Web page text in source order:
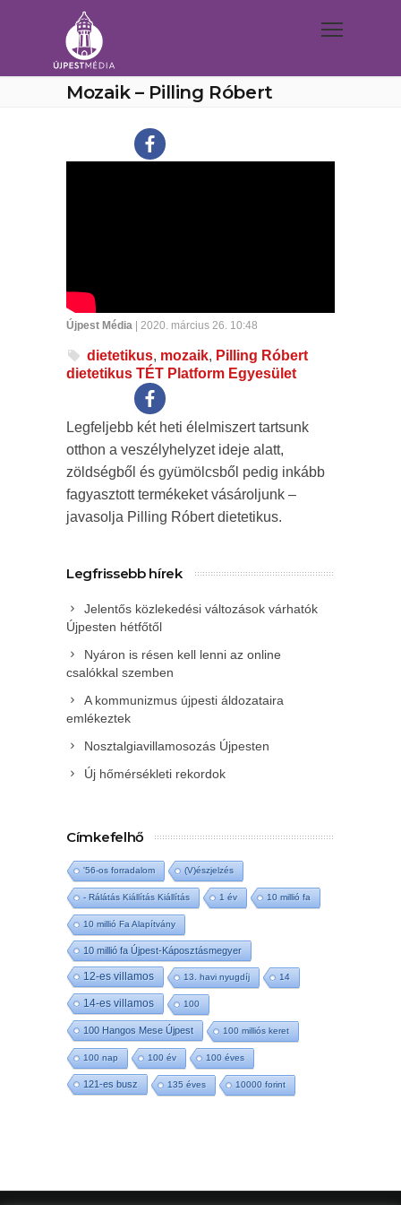
Mozaik – Pilling Róbert
Újpest Média | 2020. március 26. 10:48
dietetikus, mozaik, Pilling Róbert
dietetikus TÉT Platform Egyesület
Legfeljebb két heti élelmiszert tartsunk
otthon a veszélyhelyzet ideje alatt,
zöldségből és gyümölcsből pedig inkább
fagyasztott termékeket vásároljunk –
javasolja Pilling Róbert dietetikus.
Legfrissebb hírek
Jelentős közlekedési változások várhatók
Újpesten hétfőtől
Nyáron is résen kell lenni az online
csalókkal szemben
A kommunizmus újpesti áldozataira
emlékeztek
Nosztalgiavillamosozás Újpesten
Új hőmérsékleti rekordok
Címkefelhő
'56-os forradalom (V)észjelzés
- Rálátás Kiállítás Kiállítás 1 év 10 millió fa
10 millió Fa Alapítvány
10 millió fa Újpest-Káposztásmegyer
12-es villamos 13. havi nyugdíj 14
14-es villamos 100
100 Hangos Mese Újpest 100 milliós keret
100 nap 100 év 100 éves
121-es busz 135 éves 10000 forint